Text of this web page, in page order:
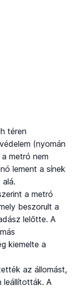
téren
(nyomán
metró nem
lement a sínek
a metró
beszorult a
lelőtte. A
kiemelte a
az állomást,
leállították. A